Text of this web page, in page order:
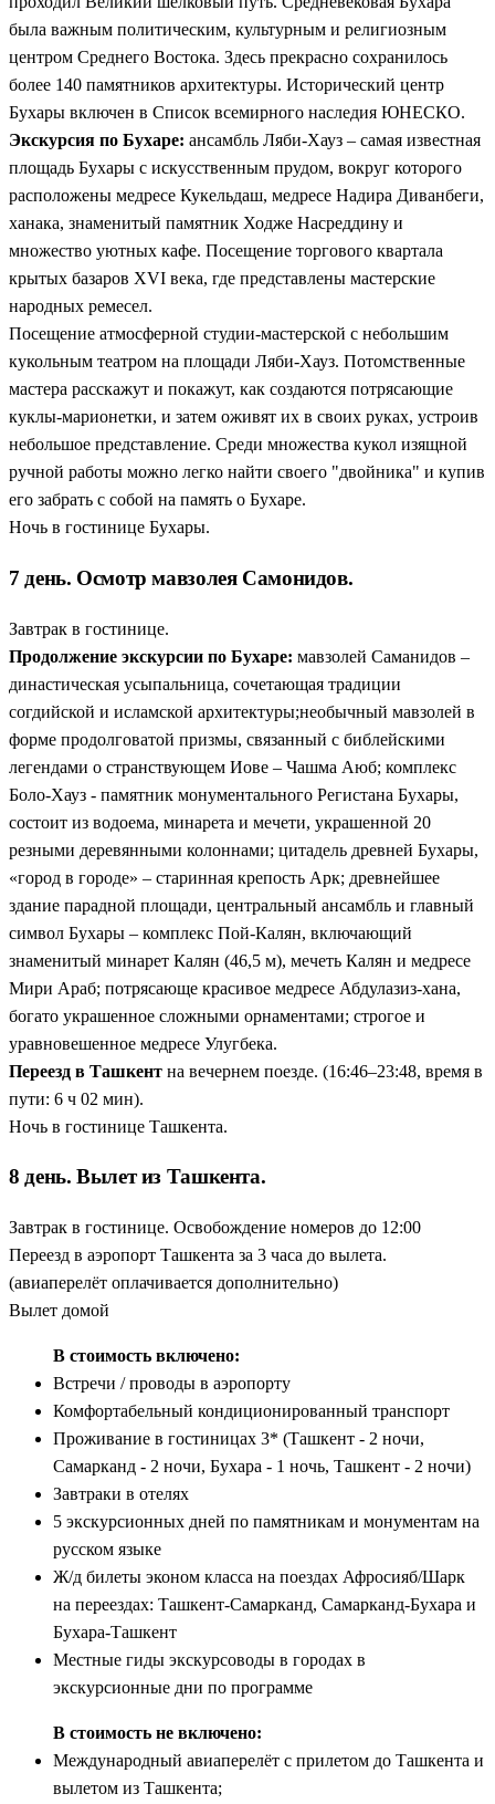
была важным политическим, культурным и религиозным
центром Среднего Востока. Здесь прекрасно сохранилось
более 140 памятников архитектуры. Исторический центр
Бухары включен в Список всемирного наследия ЮНЕСКО.
Экскурсия по Бухаре: ансамбль Ляби-Хауз – самая известная
площадь Бухары с искусственным прудом, вокруг которого
расположены медресе Кукельдаш, медресе Надира Диванбеги,
ханака, знаменитый памятник Ходже Насреддину и
множество уютных кафе. Посещение торгового квартала
крытых базаров XVI века, где представлены мастерские
народных ремесел.
Посещение атмосферной студии-мастерской с небольшим
кукольным театром на площади Ляби-Хауз. Потомственные
мастера расскажут и покажут, как создаются потрясающие
куклы-марионетки, и затем оживят их в своих руках, устроив
небольшое представление. Среди множества кукол изящной
ручной работы можно легко найти своего "двойника" и купив
его забрать с собой на память о Бухаре.
Ночь в гостинице Бухары.
7 день. Осмотр мавзолея Самонидов.
Завтрак в гостинице.
Продолжение экскурсии по Бухаре: мавзолей Саманидов –
династическая усыпальница, сочетающая традиции
согдийской и исламской архитектуры;необычный мавзолей в
форме продолговатой призмы, связанный с библейскими
легендами о странствующем Иове – Чашма Аюб; комплекс
Боло-Хауз - памятник монументального Регистана Бухары,
состоит из водоема, минарета и мечети, украшенной 20
резными деревянными колоннами; цитадель древней Бухары,
«город в городе» – старинная крепость Арк; древнейшее
здание парадной площади, центральный ансамбль и главный
символ Бухары – комплекс Пой-Калян, включающий
знаменитый минарет Калян (46,5 м), мечеть Калян и медресе
Мири Араб; потрясающе красивое медресе Абдулазиз-хана,
богато украшенное сложными орнаментами; строгое и
уравновешенное медресе Улугбека.
Переезд в Ташкент на вечернем поезде. (16:46–23:48, время в
пути: 6 ч 02 мин).
Ночь в гостинице Ташкента.
8 день. Вылет из Ташкента.
Завтрак в гостинице. Освобождение номеров до 12:00
Переезд в аэропорт Ташкента за 3 часа до вылета.
(авиаперелёт оплачивается дополнительно)
Вылет домой
В стоимость включено:
Встречи / проводы в аэропорту
Комфортабельный кондиционированный транспорт
Проживание в гостиницах 3* (Ташкент - 2 ночи,
Самарканд - 2 ночи, Бухара - 1 ночь, Ташкент - 2 ночи)
Завтраки в отелях
5 экскурсионных дней по памятникам и монументам на
русском языке
Ж/д билеты эконом класса на поездах Афросияб/Шарк
на переездах: Ташкент-Самарканд, Самарканд-Бухара и
Бухара-Ташкент
Местные гиды экскурсоводы в городах в
экскурсионные дни по программе
В стоимость не включено:
Международный авиаперелёт с прилетом до Ташкента и
вылетом из Ташкента;